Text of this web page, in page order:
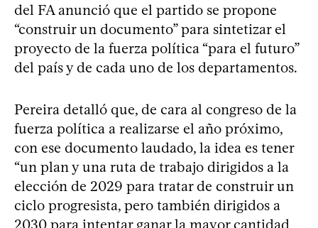
del FA anunció que el partido se propone
“construir un documento” para sintetizar el
proyecto de la fuerza política “para el futuro”
del país y de cada uno de los departamentos.
Pereira detalló que, de cara al congreso de la
fuerza política a realizarse el año próximo,
con ese documento laudado, la idea es tener
“un plan y una ruta de trabajo dirigidos a la
elección de 2029 para tratar de construir un
ciclo progresista, pero también dirigidos a
2030 para intentar ganar la mayor cantidad